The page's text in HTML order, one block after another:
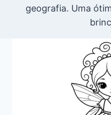
geografia. Uma